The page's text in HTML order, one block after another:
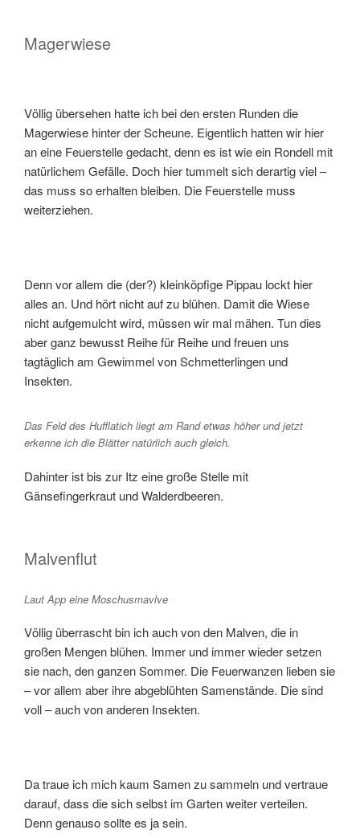
Magerwiese
Völlig übersehen hatte ich bei den ersten Runden die
Magerwiese hinter der Scheune. Eigentlich hatten wir hier
an eine Feuerstelle gedacht, denn es ist wie ein Rondell mit
natürlichem Gefälle. Doch hier tummelt sich derartig viel –
das muss so erhalten bleiben. Die Feuerstelle muss
weiterziehen.
Denn vor allem die (der?) kleinköpfige Pippau lockt hier
alles an. Und hört nicht auf zu blühen. Damit die Wiese
nicht aufgemulcht wird, müssen wir mal mähen. Tun dies
aber ganz bewusst Reihe für Reihe und freuen uns
tagtäglich am Gewimmel von Schmetterlingen und
Insekten.
Das Feld des Hufflatich liegt am Rand etwas höher und jetzt
erkenne ich die Blätter natürlich auch gleich.
Dahinter ist bis zur Itz eine große Stelle mit
Gänsefingerkraut und Walderdbeeren.
Malvenflut
Laut App eine Moschusmavlve
Völlig überrascht bin ich auch von den Malven, die in
großen Mengen blühen. Immer und immer wieder setzen
sie nach, den ganzen Sommer. Die Feuerwanzen lieben sie
– vor allem aber ihre abgeblühten Samenstände. Die sind
voll – auch von anderen Insekten.
Da traue ich mich kaum Samen zu sammeln und vertraue
darauf, dass die sich selbst im Garten weiter verteilen.
Denn genauso sollte es ja sein.